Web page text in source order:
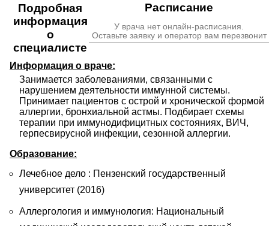
Расписание
У врача нет онлайн-расписания.
Оставьте заявку и оператор вам перезвонит
Подробная
информация
о
специалисте
Информация о враче:
Занимается заболеваниями, связанными с
нарушением деятельности иммунной системы.
Принимает пациентов с острой и хронической формой
аллергии, бронхиальной астмы. Подбирает схемы
терапии при иммунодифицитных состояниях, ВИЧ,
герпесвирусной инфекции, сезонной аллергии.
Образование:
Лечебное дело : Пензенский государственный
университет (2016)
Аллергология и иммунология: Национальный